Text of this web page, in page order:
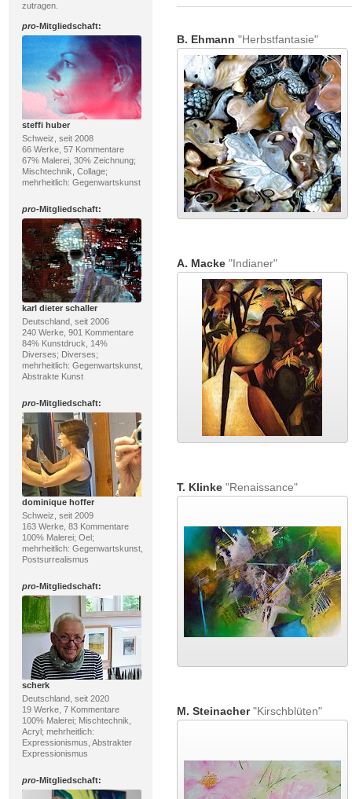
zutragen.
pro-Mitgliedschaft:
steffi huber
Schweiz, seit 2008
66 Werke, 57 Kommentare
67% Malerei, 30% Zeichnung;
Mischtechnik, Collage;
mehrheitlich: Gegenwartskunst
pro-Mitgliedschaft:
karl dieter schaller
Deutschland, seit 2006
240 Werke, 901 Kommentare
84% Kunstdruck, 14%
Diverses; Diverses;
mehrheitlich: Gegenwartskunst,
Abstrakte Kunst
pro-Mitgliedschaft:
dominique hoffer
Schweiz, seit 2009
163 Werke, 83 Kommentare
100% Malerei; Oel;
mehrheitlich: Gegenwartskunst,
Postsurrealismus
pro-Mitgliedschaft:
scherk
Deutschland, seit 2020
19 Werke, 7 Kommentare
100% Malerei; Mischtechnik,
Acryl; mehrheitlich:
Expressionismus, Abstrakter
Expressionismus
pro-Mitgliedschaft:
B. Ehmann "Herbstfantasie"
A. Macke"Indianer"
T. Klinke"Renaissance"
M. Steinacher"Kirschblüten"